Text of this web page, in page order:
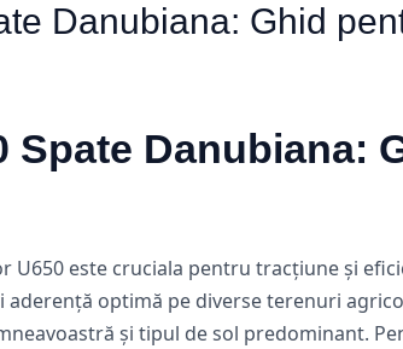
Danubiana: Ghid
Spate Danubiana:
este cruciala pentru tracțiune și
optimă pe diverse terenuri
și tipul de sol predominant.